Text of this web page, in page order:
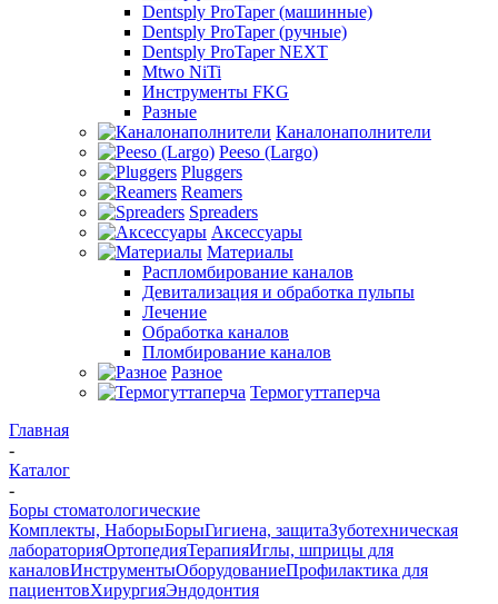
Dentsply ProTaper (машинные)
Dentsply ProTaper (ручные)
Dentsply ProTaper NEXT
Mtwo NiTi
Инструменты FKG
Разные
Каналонаполнители
Peeso (Largo)
Pluggers
Reamers
Spreaders
Аксессуары
Материалы
Распломбирование каналов
Девитализация и обработка пульпы
Лечение
Обработка каналов
Пломбирование каналов
Разное
Термогуттаперча
Главная
-
Каталог
-
Боры стоматологические
Комплекты, НаборыБорыГигиена, защитаЗуботехническая
лабораторияОртопедияТерапияИглы, шприцы для
каналовИнструментыОборудованиеПрофилактика для
пациентовХирургияЭндодонтия